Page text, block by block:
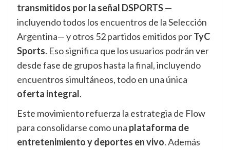
transmitidos por la señal DSPORTS—
incluyendo todos los encuentros de la Selección
Argentina— y otros 52 partidos emitidos porTyC
Sports. Eso significa que los usuarios podrán ver
desde fase de grupos hasta la final, incluyendo
encuentros simultáneos, todo en una única
oferta integral.
Este movimiento refuerza la estrategia de Flow
para consolidarse como una plataforma de
entretenimiento y deportes en vivo. Además